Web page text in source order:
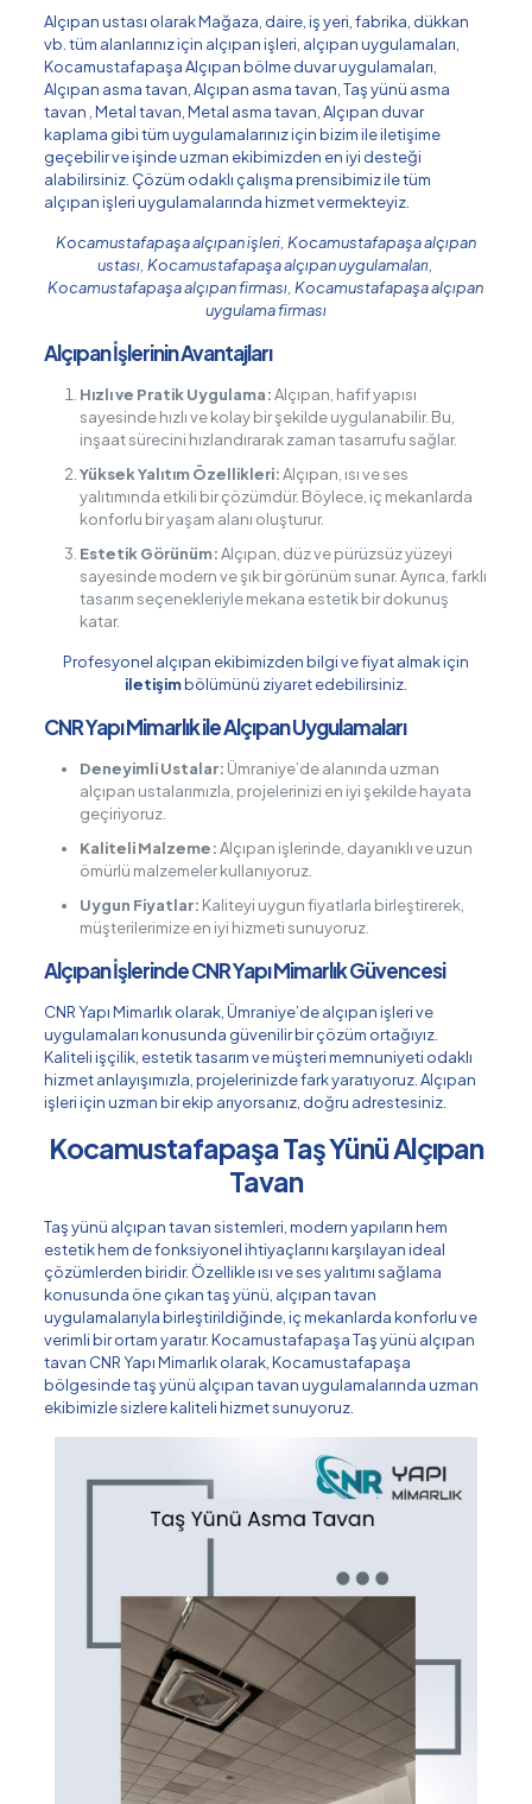
Alçıpan ustası olarak Mağaza, daire, iş yeri, fabrika, dükkan
vb. tüm alanlarınız için alçıpan işleri, alçıpan uygulamaları,
Kocamustafapaşa Alçıpan bölme duvar uygulamaları,
Alçıpan asma tavan, Alçıpan asma tavan, Taş yünü asma
tavan , Metal tavan, Metal asma tavan, Alçıpan duvar
kaplama gibi tüm uygulamalarınız için bizim ile iletişime
geçebilir ve işinde uzman ekibimizden en iyi desteği
alabilirsiniz. Çözüm odaklı çalışma prensibimiz ile tüm
alçıpan işleri uygulamalarında hizmet vermekteyiz.
Kocamustafapaşa alçıpan işleri, Kocamustafapaşa alçıpan
ustası, Kocamustafapaşa alçıpan uygulamaları,
Kocamustafapaşa alçıpan firması, Kocamustafapaşa alçıpan
uygulama firması
Alçıpan İşlerinin Avantajları
Hızlı ve Pratik Uygulama:Alçıpan, hafif yapısı
sayesinde hızlı ve kolay bir şekilde uygulanabilir. Bu,
inşaat sürecini hızlandırarak zaman tasarrufu sağlar.
Yüksek Yalıtım Özellikleri:Alçıpan, ısı ve ses
yalıtımında etkili bir çözümdür. Böylece, iç mekanlarda
konforlu bir yaşam alanı oluşturur.
Estetik Görünüm:Alçıpan, düz ve pürüzsüz yüzeyi
sayesinde modern ve şık bir görünüm sunar. Ayrıca, farklı
tasarım seçenekleriyle mekana estetik bir dokunuş
katar.
Profesyonel alçıpan ekibimizden bilgi ve fiyat almak için
iletişimbölümünü ziyaret edebilirsiniz.
CNR Yapı Mimarlık ile Alçıpan Uygulamaları
Deneyimli Ustalar: Ümraniye’de alanında uzman
alçıpan ustalarımızla, projelerinizi en iyi şekilde hayata
geçiriyoruz.
Kaliteli Malzeme:Alçıpan işlerinde, dayanıklı ve uzun
ömürlü malzemeler kullanıyoruz.
Uygun Fiyatlar: Kaliteyi uygun fiyatlarla birleştirerek,
müşterilerimize en iyi hizmeti sunuyoruz.
Alçıpan İşlerinde CNR Yapı Mimarlık Güvencesi
CNR Yapı Mimarlık olarak, Ümraniye’de alçıpan işleri ve
uygulamaları konusunda güvenilir bir çözüm ortağıyız.
Kaliteli işçilik, estetik tasarım ve müşteri memnuniyeti odaklı
hizmet anlayışımızla, projelerinizde fark yaratıyoruz. Alçıpan
işleri için uzman bir ekip arıyorsanız, doğru adrestesiniz.
Kocamustafapaşa Taş Yünü Alçıpan
Tavan
Taş yünü alçıpan tavan sistemleri, modern yapıların hem
estetik hem de fonksiyonel ihtiyaçlarını karşılayan ideal
çözümlerden biridir. Özellikle ısı ve ses yalıtımı sağlama
konusunda öne çıkan taş yünü, alçıpan tavan
uygulamalarıyla birleştirildiğinde, iç mekanlarda konforlu ve
verimli bir ortam yaratır. Kocamustafapaşa Taş yünü alçıpan
tavan CNR Yapı Mimarlık olarak, Kocamustafapaşa
bölgesinde taş yünü alçıpan tavan uygulamalarında uzman
ekibimizle sizlere kaliteli hizmet sunuyoruz.